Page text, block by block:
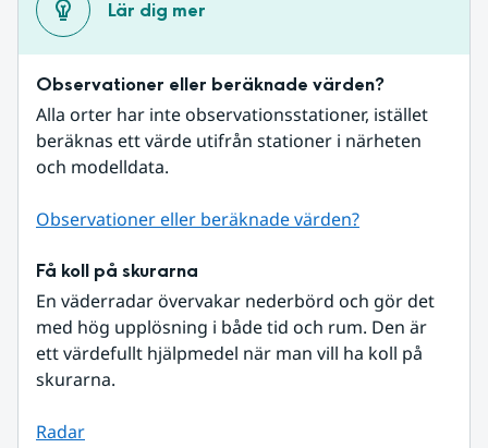
Lär dig mer
Observationer eller beräknade värden?
Alla orter har inte observationsstationer, istället
beräknas ett värde utifrån stationer i närheten
och modelldata.
Observationer eller beräknade värden?
Få koll på skurarna
En väderradar övervakar nederbörd och gör det
med hög upplösning i både tid och rum. Den är
ett värdefullt hjälpmedel när man vill ha koll på
skurarna.
Radar